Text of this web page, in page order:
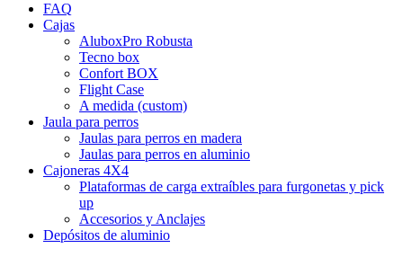
FAQ
Cajas
AluboxPro Robusta
Tecno box
Confort BOX
Flight Case
A medida (custom)
Jaula para perros
Jaulas para perros en madera
Jaulas para perros en aluminio
Cajoneras 4X4
Plataformas de carga extraíbles para furgonetas y pick
up
Accesorios y Anclajes
Depósitos de aluminio